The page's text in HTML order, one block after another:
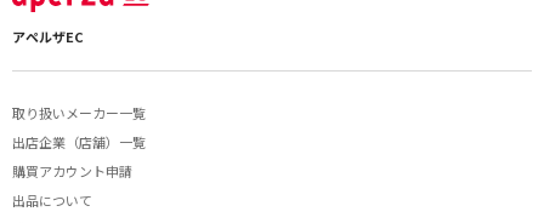
アペルザEC
取り扱いメーカー一覧
出店企業（店舗）一覧
購買アカウント申請
出品について